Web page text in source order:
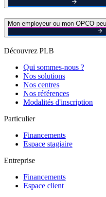
Mon employeur ou mon OPCO
Découvrez PLB
Qui sommes-nous ?
Nos solutions
Nos centres
Nos références
Modalités d'inscription
Particulier
Financements
Espace stagiaire
Entreprise
Financements
Espace client